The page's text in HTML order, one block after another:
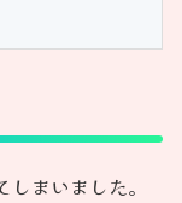
まいました。